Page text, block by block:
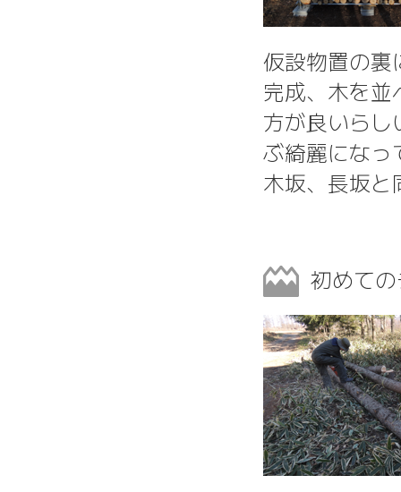
仮設物置の裏
完成、木を
方が良いら
ぶ綺麗になっ
木坂、長坂
初めて